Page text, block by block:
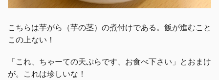
こちらは芋がら（芋の茎）の煮付けである。飯が進むこと
この上ない！
「これ、ちゃーての天ぷらです、お食べ下さい」とおまけ
が。これは珍しいな！